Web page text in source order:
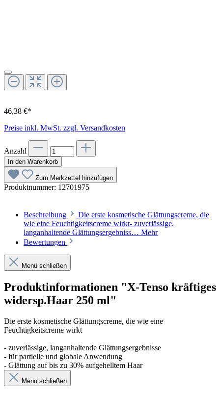
46,38 €*
Preise inkl. MwSt. zzgl. Versandkosten
Anzahl
In den Warenkorb
Zum Merkzettel hinzufügen
Produktnummer: 12701975
Beschreibung
Die erste kosmetische Glättungscreme, die
wie eine Feuchtigkeitscreme wirkt- zuverlässige,
langanhaltende Glättungsergebniss… Mehr
Bewertungen
Menü schließen
Produktinformationen "X-Tenso kräftiges
widersp.Haar 250 ml"
Die erste kosmetische Glättungscreme, die wie eine
Feuchtigkeitscreme wirkt
- zuverlässige, langanhaltende Glättungsergebnisse
- für partielle und globale Anwendung
- Glättung auf bis zu 30% aufgehelltem Haar
Menü schließen